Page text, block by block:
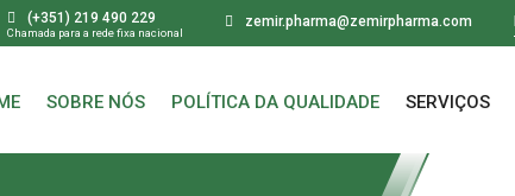
(+351) 219 490 229
Chamada para a rede fixa nacional
zemir.pharma@zemirpharma.com
SOBRE NÓS POLÍTICA DA QUALIDADE SERVIÇOS